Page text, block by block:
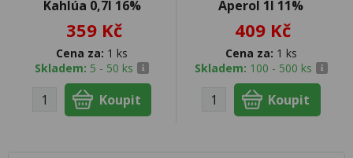
Kahlúa 0,7l 16%
359 Kč
Cena za: 1 ks
Skladem: 5 - 50 ks
Aperol 1l 11%
409 Kč
Cena za: 1 ks
Skladem: 100 - 500 ks